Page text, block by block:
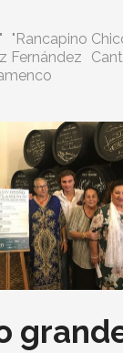
"Rancapino
Fernández